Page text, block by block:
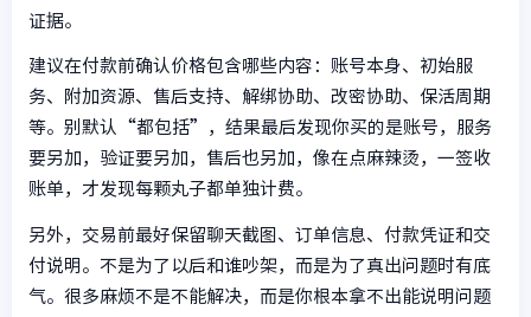
证据。
建议在付款前确认价格包含哪些内容：账号本身、初始服
务、附加资源、售后支持、解绑协助、改密协助、保活周期
等。别默认“都包括”，结果最后发现你买的是账号，服务
要另加，验证要另加，售后也另加，像在点麻辣烫，一签收
账单，才发现每颗丸子都单独计费。
另外，交易前最好保留聊天截图、订单信息、付款凭证和交
付说明。不是为了以后和谁吵架，而是为了真出问题时有底
气。很多麻烦不是不能解决，而是你根本拿不出能说明问题